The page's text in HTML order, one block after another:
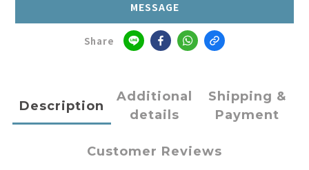
MESSAGE
Share
Description
Additional
details
Shipping &
Payment
Customer Reviews